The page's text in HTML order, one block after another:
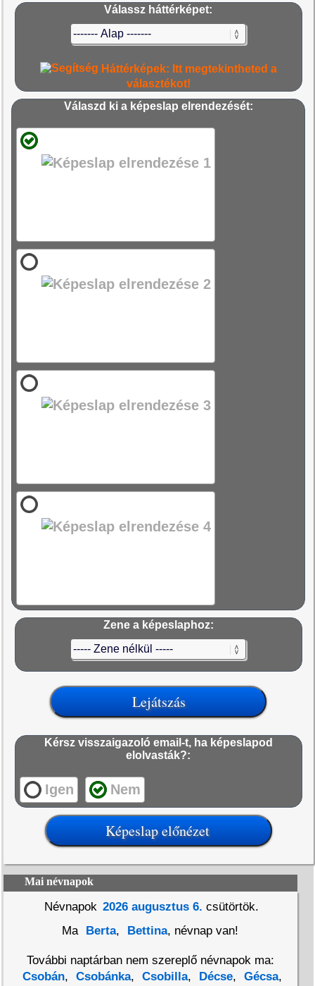
Válassz háttérképet:
Háttérképek: Itt megtekintheted a
választékot!
Válaszd ki a képeslap elrendezését:
Zene a képeslaphoz:
Kérsz visszaigazoló email-t, ha képeslapod
elolvasták?:
Igen Nem
Mai névnapok
Névnapok 2026 augusztus 6. csütörtök.
Ma
Berta, Bettina, névnap van!
További naptárban nem szereplő névnapok ma:
Csobán, Csobánka, Csobilla, Décse, Gécsa,